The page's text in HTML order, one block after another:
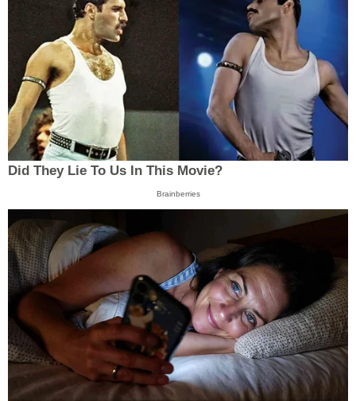
Did They Lie To Us In This Movie?
Brainberries